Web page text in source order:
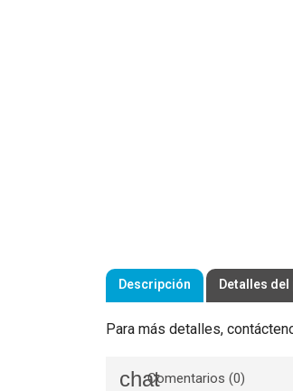
Descripción Detalles
Para más detalles,
Comentarios (0)